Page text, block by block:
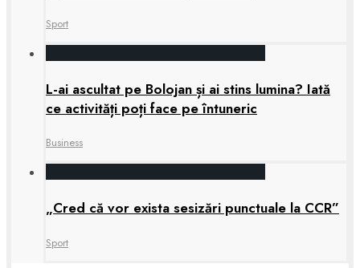
Sport
L-ai ascultat pe Bolojan și ai stins lumina? Iată
ce activități poți face pe întuneric
Business
„Cred că vor exista sesizări punctuale la CCR”
Sport